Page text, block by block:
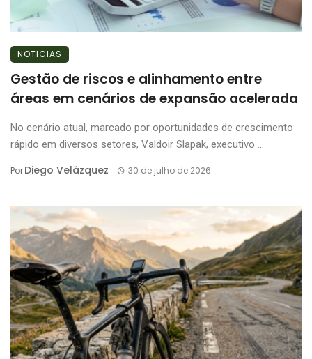
NOTICIAS
Gestão de riscos e alinhamento entre
áreas em cenários de expansão acelerada
No cenário atual, marcado por oportunidades de crescimento
rápido em diversos setores, Valdoir Slapak, executivo ...
PorDiego Velázquez 30 de julho de 2026